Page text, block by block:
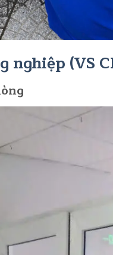
nghiệp (VS